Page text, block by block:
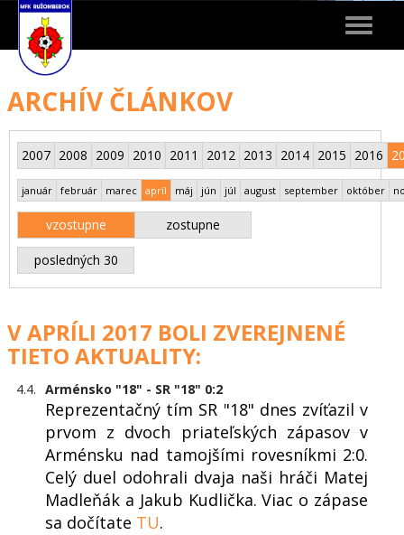
Toggle
ARCHÍV ČLÁNKOV
2007 2008 2009 2010 2011 2012 2013 2014 2015 2016
január február marec apríl máj jún júl august september október
vzostupne zostupne
posledných 30
V APRÍLI 2017 BOLI ZVEREJNENÉ
TIETO AKTUALITY:
4.4. Arménsko "18" - SR "18" 0:2
Reprezentačný tím SR "18" dnes zvíťazil v
prvom z dvoch priateľských zápasov v
Arménsku nad tamojšími rovesníkmi 2:0.
Celý duel odohrali dvaja naši hráči Matej
Madleňák a Jakub Kudlička. Viac o zápase
sa dočítate TU.